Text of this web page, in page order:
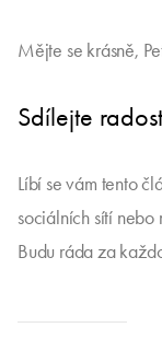
Mějte se krásně,
Sdílejte
Líbí se vám tento
sociálních sítí
Budu ráda za